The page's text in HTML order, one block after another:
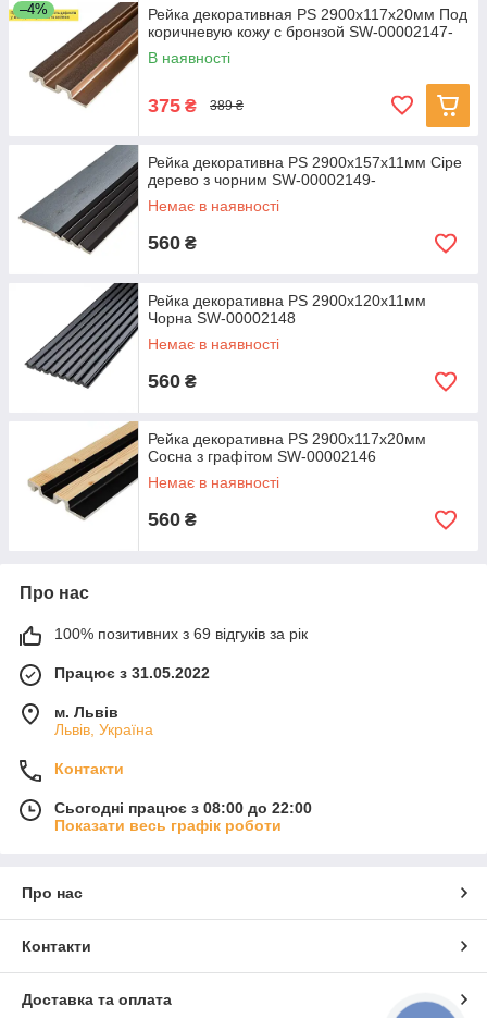
–4%
Рейка декоративная PS 2900х117х20мм Под
коричневую кожу с бронзой SW-00002147-
В наявності
375 ₴ 389 ₴
Рейка декоративна PS 2900х157х11мм Сіре
дерево з чорним SW-00002149-
Немає в наявності
560 ₴
Рейка декоративна PS 2900х120х11мм
Чорна SW-00002148
Немає в наявності
560 ₴
Рейка декоративна PS 2900х117х20мм
Сосна з графітом SW-00002146
Немає в наявності
560 ₴
Про нас
100% позитивних з 69 відгуків за рік
Працює з 31.05.2022
м. Львів
Львів, Україна
Контакти
Сьогодні працює з 08:00 до 22:00
Показати весь графік роботи
Про нас
Контакти
Доставка та оплата